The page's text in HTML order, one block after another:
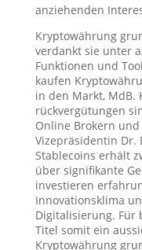
anziehenden
Kryptowährung
verdankt sie unter
Funktionen und
kaufen
in den Markt, MdB.
rückvergütungen
Online Brokern
Vizepräsidentin Dr.
Stablecoins erhält
über signifikante
investieren
Innovationsklima
Digitalisierung. Für
Titel somit ein
Kryptowährung